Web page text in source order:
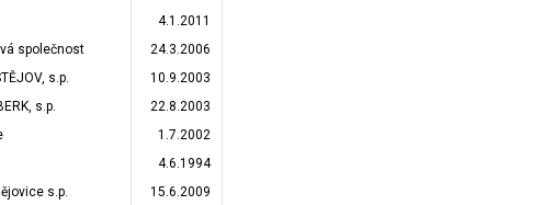
4.1.2011
společnost
24.3.2006
s.p.
10.9.2003
s.p.
22.8.2003
1.7.2002
4.6.1994
s.p.
15.6.2009